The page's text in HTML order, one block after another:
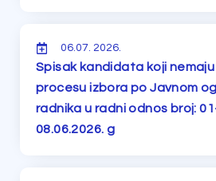
06.07. 2026.
Spisak kandidata koji
procesu izbora po Javnom
radnika u radni odnos broj:
08.06.2026. g